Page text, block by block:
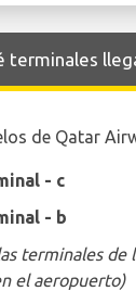
terminales
de Qatar
- c
- b
terminales de
el aeropuerto)